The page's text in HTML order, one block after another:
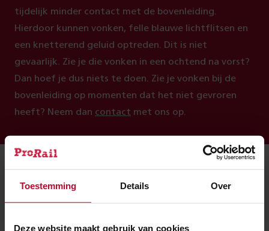
Toestemming Details Over
Deze website maakt gebruik van cookies
tijdelijk minder contact met de bovenleiding.
Hierdoor kunnen vonken, felle blauwe lichtflitsen en
een knetterend geluid optreden. Dit is niet
gevaarlijk. Zie je die vonken in een ochtend na vorst?
Dan hoef je dus niets te doen. Zie je vonken bij de
bovenleiding op momenten dat het niet gevroren
heeft? Neem dan contact met ons op.
De tekst op deze pagina is bijgewerkt op: 20 november 2025.
Gemiddelde leestijd: 1 minuut
Snel naar